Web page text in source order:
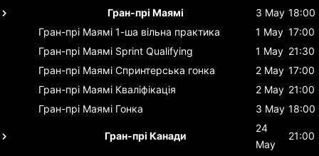
Гран-прі Маямі 3 May 18:00
Гран-прі Маямі 1-ша вільна практика 1 May 17:00
Гран-прі Маямі Sprint Qualifying 1 May 21:30
Гран-прі Маямі Спринтерська гонка 2 May 17:00
Гран-прі Маямі Кваліфікація 2 May 21:00
Гран-прі Маямі Гонка 3 May 18:00
Гран-прі Канади
24
May
21:00